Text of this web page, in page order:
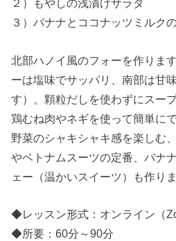
２）もやしの浅漬けサラダ
３）バナナとココナッツミルク
北部ハノイ風のフォーを作りま
ーは塩味でサッパリ、南部は甘
す）。顆粒だしを使わずにスー
鶏むね肉やネギを使って簡単にで
野菜のシャキシャキ感を楽しむ
やベトナムスーツの定番、バナ
ェー（温かいスイーツ）も作りま
◆レッスン形式：オンライン（
◆所要：60分～90分